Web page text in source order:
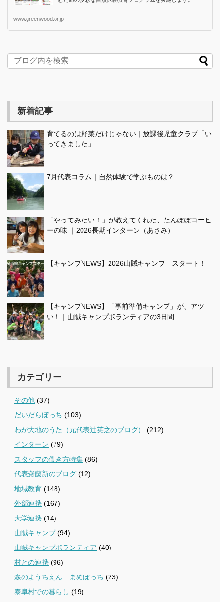
www.greenwood.or.jp
新着記事
育てるのは野菜だけじゃない｜放課後児童クラブ「い
ってきました」
7月代表コラム｜自然体験で学ぶものは？
「やってみたい！」が教えてくれた、たんぽぽコーヒ
ーの味 ｜2026長期インターン（あさみ）
【キャンプNEWS】2026山賊キャンプ スタート！
【キャンプNEWS】「事前準備キャンプ」が、アツ
い！｜山賊キャンプボランティアの3日間
カテゴリー
その他 (37)
だいだらぼっち (103)
わが大地のうた（元代表辻英之のブログ）
(212)
インターン (79)
スタッフの働き方特集 (86)
代表齋藤新のブログ (12)
地域教育 (148)
外部連携 (167)
大学連携 (14)
山賊キャンプ(94)
山賊キャンプボランティア (40)
村との連携 (96)
森のようちえん まめぼっち (23)
泰阜村での暮らし (19)